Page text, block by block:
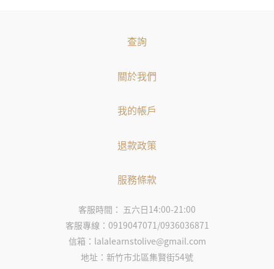
查詢
關於我們
我的帳戶
退款政策
服務條款
客服時間： 五六日14:00-21:00
客服專線：0919047071/0936036871
信箱：lalalearnstolive@gmail.com
地址：新竹市北區集賢街54號